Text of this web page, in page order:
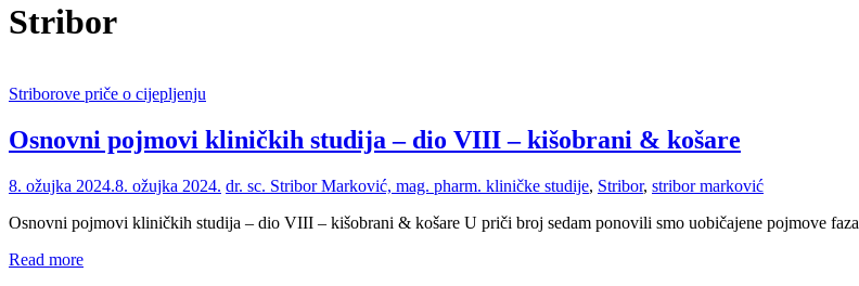
Stribor
Striborove priče o cijepljenju
Osnovni pojmovi kliničkih studija – dio VIII – kišobrani & košare
8. ožujka 2024.8. ožujka 2024. dr. sc. Stribor Marković, mag. pharm. kliničke studije, Stribor, stribor marković
Osnovni pojmovi kliničkih studija – dio VIII – kišobrani & košare U priči broj sedam ponovili smo uobičajene pojmove faza
Read more